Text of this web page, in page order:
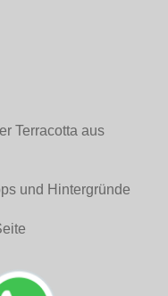
Terracotta aus
und Hintergründe